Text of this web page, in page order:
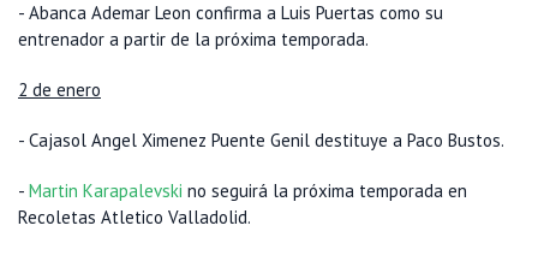
- Abanca Ademar Leon confirma a Luis Puertas como su
entrenador a partir de la próxima temporada.
2 de enero
- Cajasol Angel Ximenez Puente Genil destituye a Paco Bustos.
- Martin Karapalevski no seguirá la próxima temporada en
Recoletas Atletico Valladolid.